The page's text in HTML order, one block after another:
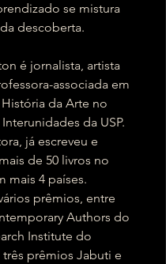
se mistura
descoberta.
é jornalista, artista
associada em
da Arte no
da USP.
já escreveu e
de 50 livros no
mais 4 países.
prêmios, entre
Authors do
Institute do
prêmios Jabuti e